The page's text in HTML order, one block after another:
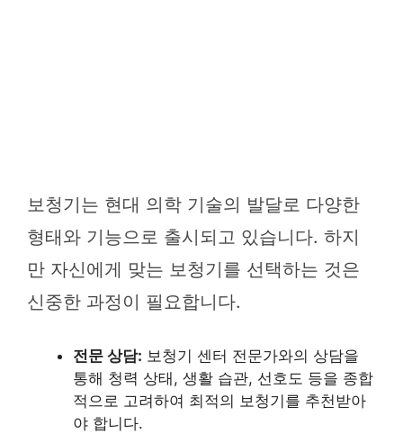
보청기는 현대 의학 기술의 발달로 다양한
형태와 기능으로 출시되고 있습니다. 하지
만 자신에게 맞는 보청기를 선택하는 것은
신중한 과정이 필요합니다.
전문 상담: 보청기 센터 전문가와의 상담을
통해 청력 상태, 생활 습관, 선호도 등을 종합
적으로 고려하여 최적의 보청기를 추천받아
야 합니다.